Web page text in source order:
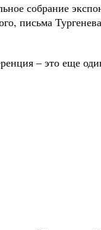
собрание
письма
– это еще